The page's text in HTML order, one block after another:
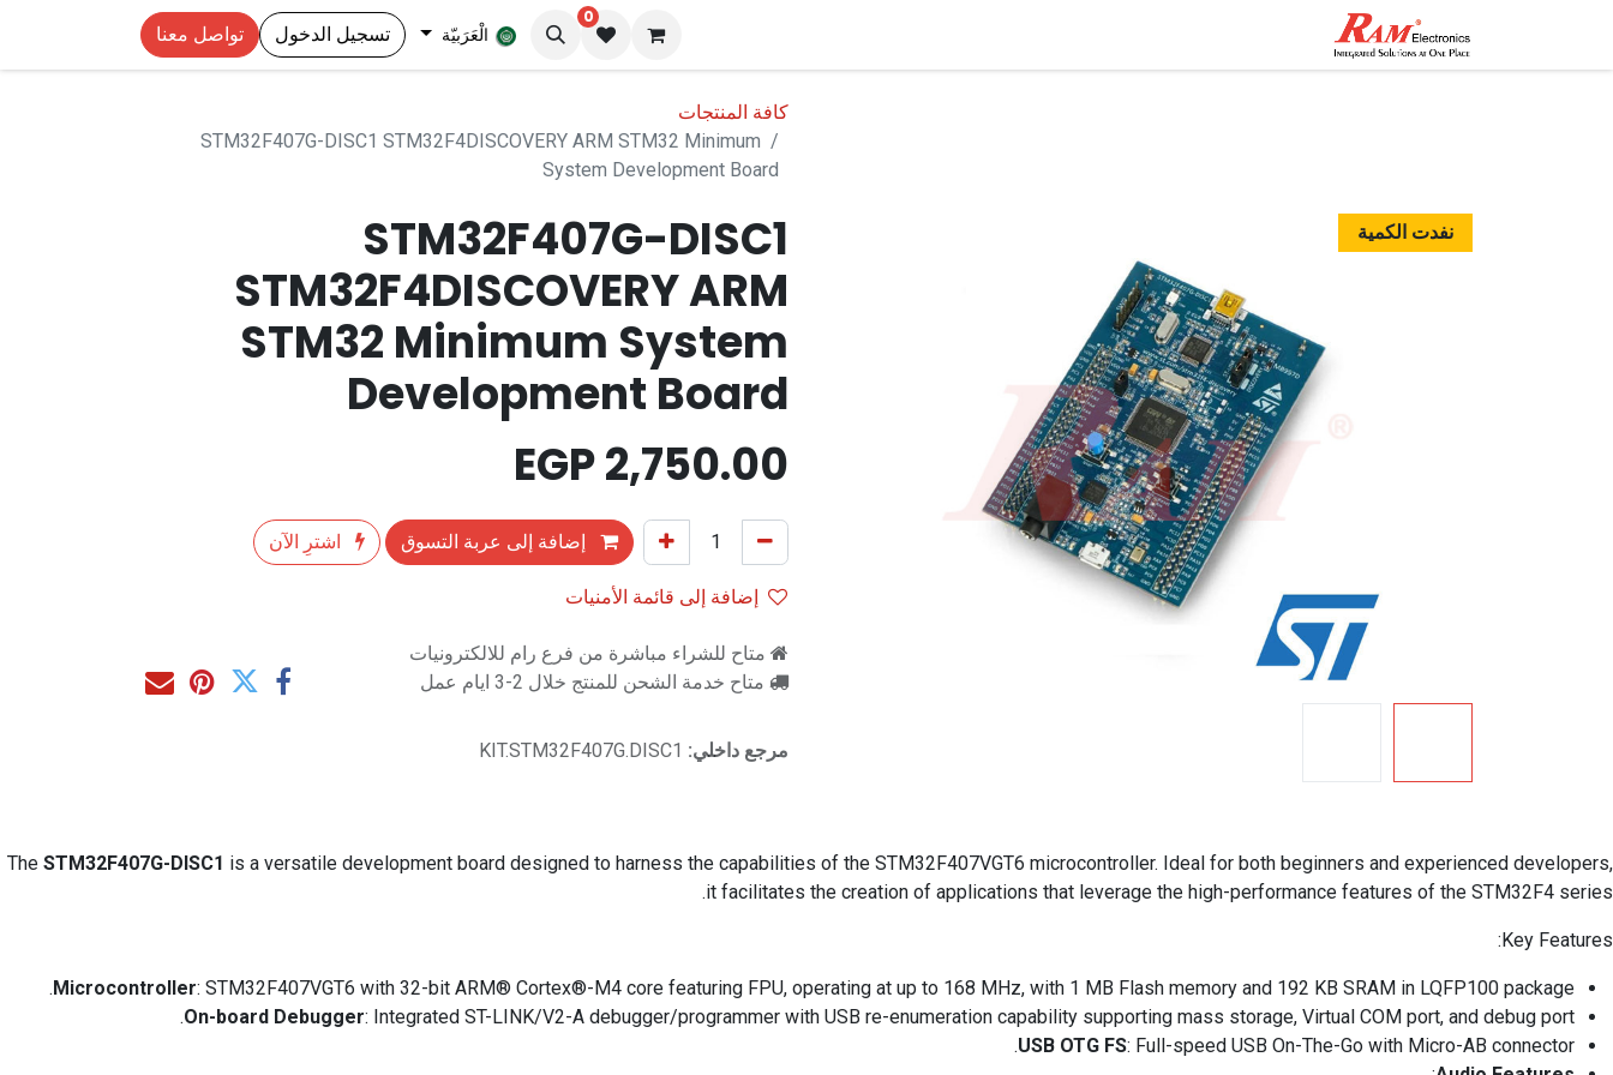
0
الْعَرَبيّة تسجيل الدخول تواصل معنا
كافة المنتجات
STM32F407G-DISC1 STM32F4DISCOVERY ARM STM32 Minimum
System Development Board
نفدت الكمية
STM32F407G-DISC1
STM32F4DISCOVERY ARM
STM32 Minimum System
Development Board
2,750.00
إضافة إلى عربة التسوق
اشترِ الآن
إضافة إلى قائمة الأمنيات
متاح للشراء مباشرة من فرع رام للالكترونيات
متاح خدمة الشحن للمنتج خلال 2-3 ايام عمل
مرجع داخلي: KIT.STM32F407G.DISC1
The STM32F407G-DISC1 is a versatile development board designed to harness the capabilities of the STM32F407VGT6 microcontroller. Ideal for both beginners and experienced developers,
it facilitates the creation of applications that leverage the high-performance features of the STM32F4 series.
Key Features:
Microcontroller: STM32F407VGT6 with 32-bit ARM® Cortex®-M4 core featuring FPU, operating at up to 168 MHz, with 1 MB Flash memory and 192 KB SRAM in LQFP100 package.
On-board Debugger: Integrated ST-LINK/V2-A debugger/programmer with USB re-enumeration capability supporting mass storage, Virtual COM port, and debug port.
USB OTG FS: Full-speed USB On-The-Go with Micro-AB connector.